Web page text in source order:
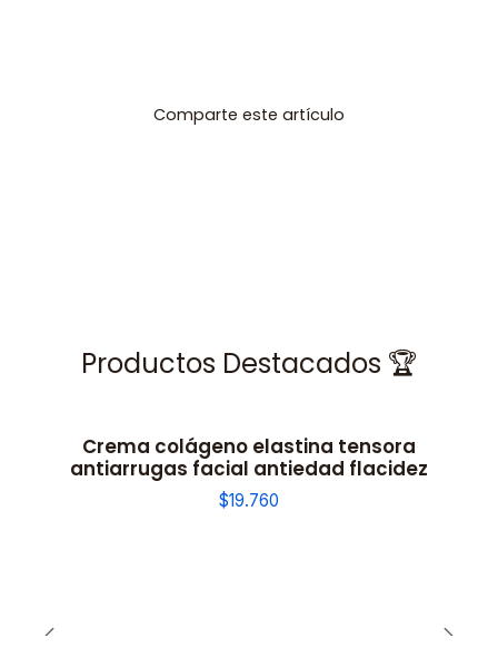
Comparte este artículo
Productos Destacados 🏆
Crema colágeno elastina tensora
antiarrugas facial antiedad flacidez
$19.760